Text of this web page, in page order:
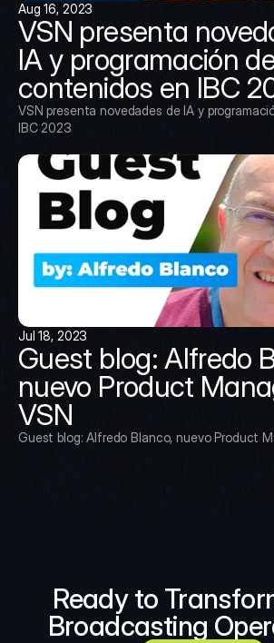
Aug 16, 2023
VSN presenta
IA y programación
contenidos en IBC
VSN presenta novedades de IA y
IBC 2023
Jul 18, 2023
Guest blog: Alfredo
nuevo Product
VSN
Guest blog: Alfredo Blanco, nuevo Product
Ready to
Broadcasting